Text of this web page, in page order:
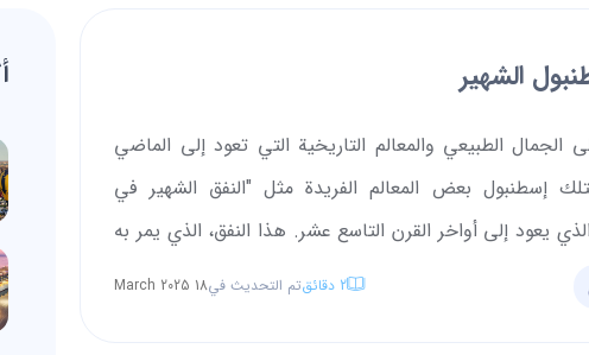
الشهير
الجمال الطبيعي والمعالم التاريخية التي تعود إلى الماضي
إسطنبول بعض المعالم الفريدة مثل "النفق الشهير في
يعود إلى أواخر القرن التاسع عشر. هذا النفق، الذي يمر به
قصير، يُعتبر أقدم جزء تحت الأرض في الجانب
2 دقائقتم التحديث في18 March 2025